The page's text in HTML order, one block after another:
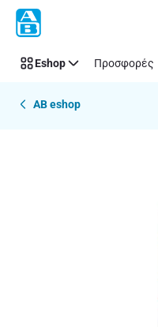
Παράλειψη
Eshop Προσφορές
AB eshop